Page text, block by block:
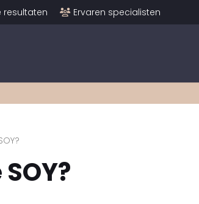
resultaten Ervaren specialisten